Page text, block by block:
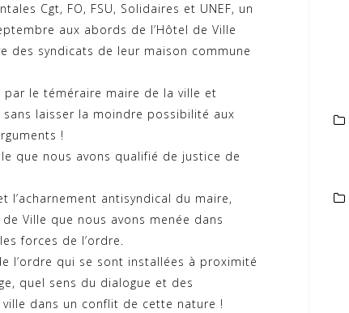
Cgt, FO, FSU, Solidaires et UNEF, un
aux abords de l’Hôtel de Ville
des syndicats de leur maison commune
le téméraire maire de la ville et
laisser la moindre possibilité aux
!
que nous avons qualifié de justice de
l’acharnement antisyndical du maire,
Ville que nous avons menée dans
forces de l’ordre.
l’ordre qui se sont installées à proximité
quel sens du dialogue et des
dans un conflit de cette nature !